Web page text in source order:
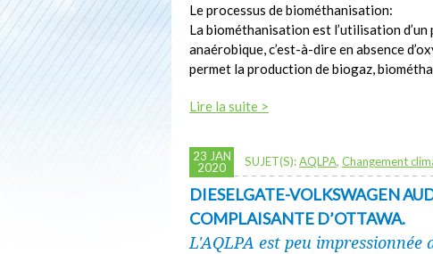
Le processus de biométhanisation:
La biométhanisation est l’utilisation
anaérobique, c’est-à-dire en absence
permet la production de biogaz,
Lire la suite >
23 JAN
2020
SUJET(S):AQLPA, Changement
DIESELGATE-VOLKSWAGEN
COMPLAISANTE D’OTTAWA.
L'AQLPA est peu